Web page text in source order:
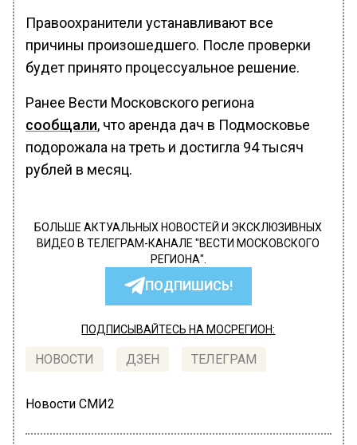
Правоохранители устанавливают все
причины произошедшего. После проверки
будет принято процессуальное решение.
Ранее Вести Московского региона
сообщали, что аренда дач в Подмосковье
подорожала на треть и достигла 94 тысяч
рублей в месяц.
БОЛЬШЕ АКТУАЛЬНЫХ НОВОСТЕЙ И ЭКСКЛЮЗИВНЫХ
ВИДЕО В ТЕЛЕГРАМ-КАНАЛЕ "ВЕСТИ МОСКОВСКОГО
РЕГИОНА".
ПОДПИШИСЬ!
ПОДПИСЫВАЙТЕСЬ НА МОСРЕГИОН:
НОВОСТИ ДЗЕН ТЕЛЕГРАМ
Новости СМИ2